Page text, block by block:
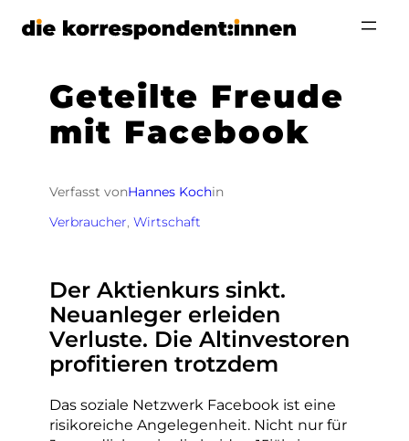
Zum
Geteilte Freude
mit Facebook
Verfasst vonHannes Kochin
Verbraucher, Wirtschaft
Der Aktienkurs sinkt.
Neuanleger erleiden
Verluste. Die Altinvestoren
profitieren trotzdem
Das soziale Netzwerk Facebook ist eine
risikoreiche Angelegenheit. Nicht nur für